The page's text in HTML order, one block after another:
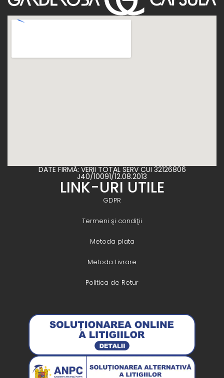
DATE FIRMĂ: VERII TOTAL SERV CUI 32126806
J40/10091/12.08.2013
LINK-URI UTILE
GDPR
Termeni şi condiţii
Metoda plata
Metoda Livrare
Politica de Retur